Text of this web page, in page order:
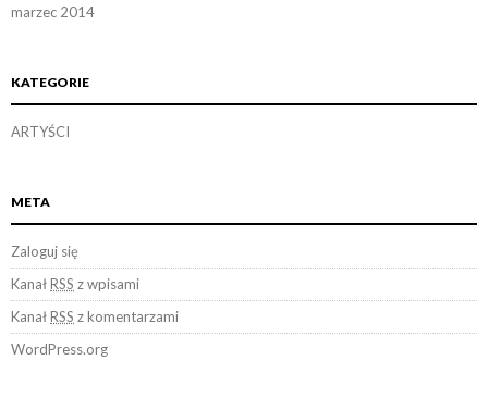
marzec 2014
KATEGORIE
ARTYŚCI
META
Zaloguj się
KanałRSS z wpisami
KanałRSS z komentarzami
WordPress.org